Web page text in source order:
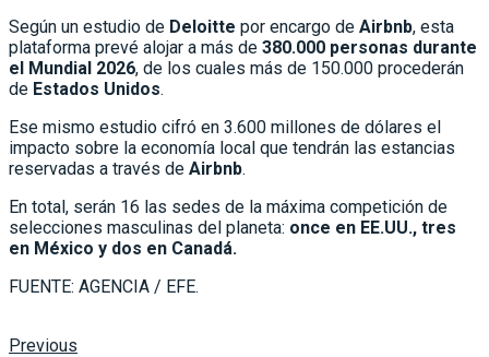
Según un estudio de Deloitte por encargo de Airbnb, esta
plataforma prevé alojar a más de 380.000 personas durante
el Mundial 2026, de los cuales más de 150.000 procederán
de Estados Unidos.
Ese mismo estudio cifró en 3.600 millones de dólares el
impacto sobre la economía local que tendrán las estancias
reservadas a través de Airbnb.
En total, serán 16 las sedes de la máxima competición de
selecciones masculinas del planeta: once en EE.UU., tres
en México y dos en Canadá.
FUENTE: AGENCIA / EFE.
Previous